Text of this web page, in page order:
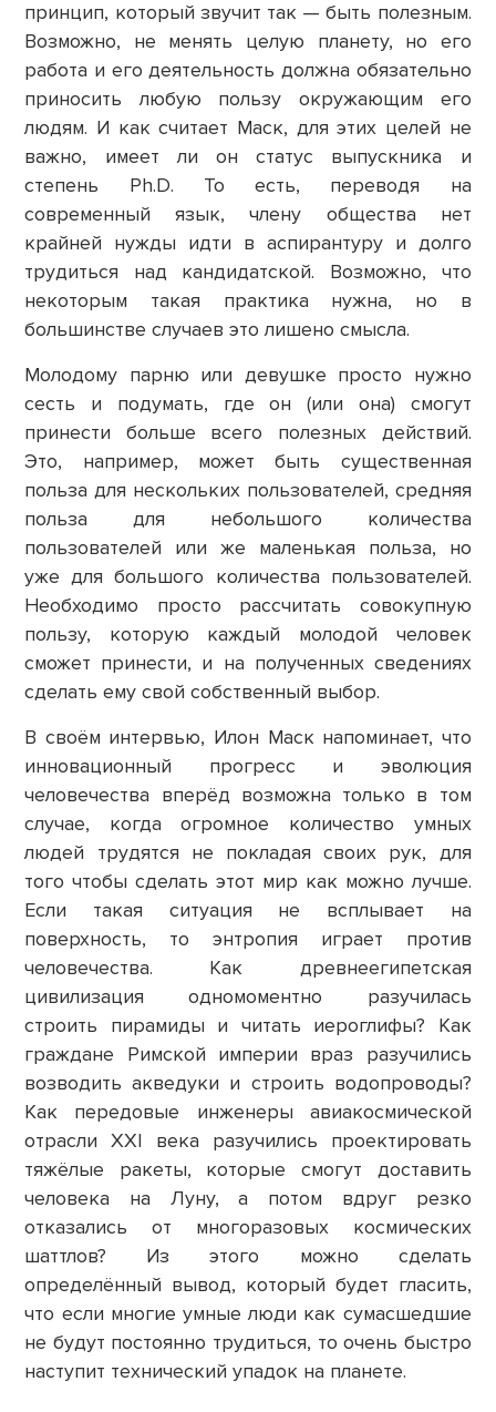
принцип, который звучит так — быть полезным.
Возможно, не менять целую планету, но его
работа и его деятельность должна обязательно
приносить любую пользу окружающим его
людям. И как считает Маск, для этих целей не
важно, имеет ли он статус выпускника и
степень Ph.D. То есть, переводя на
современный язык, члену общества нет
крайней нужды идти в аспирантуру и долго
трудиться над кандидатской. Возможно, что
некоторым такая практика нужна, но в
большинстве случаев это лишено смысла.
Молодому парню или девушке просто нужно
сесть и подумать, где он (или она) смогут
принести больше всего полезных действий.
Это, например, может быть существенная
польза для нескольких пользователей, средняя
польза для небольшого количества
пользователей или же маленькая польза, но
уже для большого количества пользователей.
Необходимо просто рассчитать совокупную
пользу, которую каждый молодой человек
сможет принести, и на полученных сведениях
сделать ему свой собственный выбор.
В своём интервью, Илон Маск напоминает, что
инновационный прогресс и эволюция
человечества вперёд возможна только в том
случае, когда огромное количество умных
людей трудятся не покладая своих рук, для
того чтобы сделать этот мир как можно лучше.
Если такая ситуация не всплывает на
поверхность, то энтропия играет против
человечества. Как древнеегипетская
цивилизация одномоментно разучилась
строить пирамиды и читать иероглифы? Как
граждане Римской империи враз разучились
возводить акведуки и строить водопроводы?
Как передовые инженеры авиакосмической
отрасли XXI века разучились проектировать
тяжёлые ракеты, которые смогут доставить
человека на Луну, а потом вдруг резко
отказались от многоразовых космических
шаттлов? Из этого можно сделать
определённый вывод, который будет гласить,
что если многие умные люди как сумасшедшие
не будут постоянно трудиться, то очень быстро
наступит технический упадок на планете.